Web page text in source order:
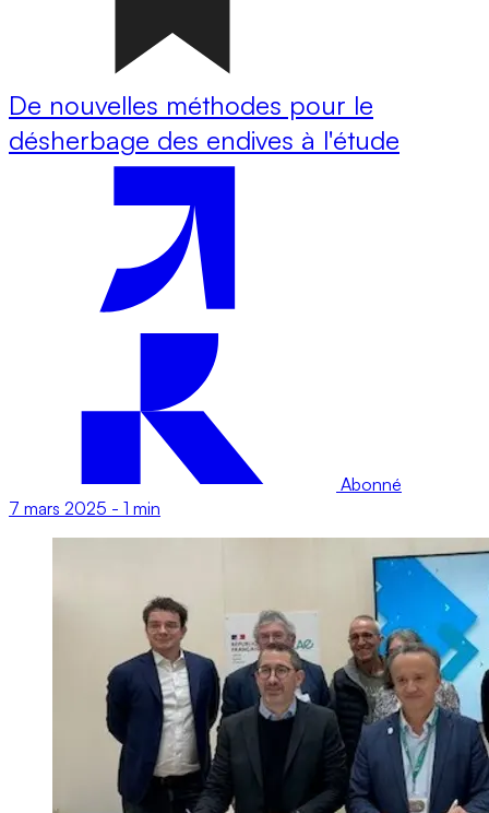
De nouvelles méthodes pour le
désherbage des endives à l'étude
Abonné
7 mars 2025 - 1 min